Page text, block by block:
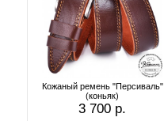
Кожаный ремень "Персиваль"
(коньяк)
3 700 р.